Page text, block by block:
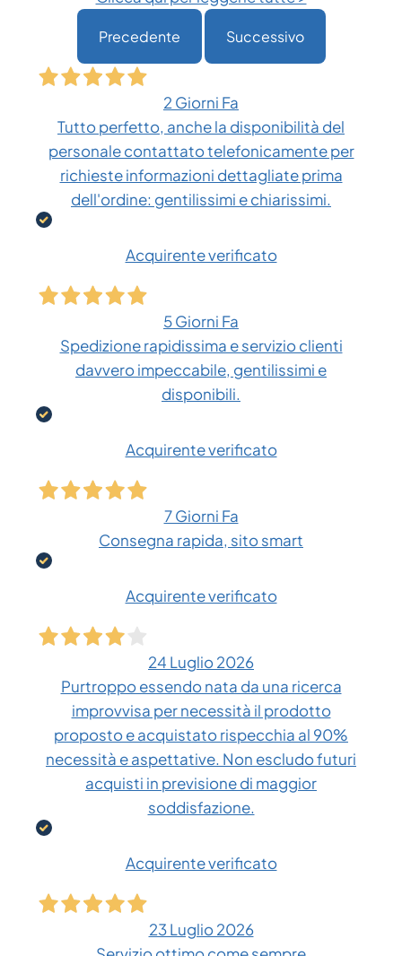
Precedente Successivo
2 Giorni Fa
Tutto perfetto, anche la disponibilità del
personale contattato telefonicamente per
richieste informazioni dettagliate prima
dell'ordine: gentilissimi e chiarissimi.
Acquirente verificato
5 Giorni Fa
Spedizione rapidissima e servizio clienti
davvero impeccabile, gentilissimi e
disponibili.
Acquirente verificato
7 Giorni Fa
Consegna rapida, sito smart
Acquirente verificato
24 Luglio 2026
Purtroppo essendo nata da una ricerca
improvvisa per necessità il prodotto
proposto e acquistato rispecchia al 90%
necessità e aspettative. Non escludo futuri
acquisti in previsione di maggior
soddisfazione.
Acquirente verificato
23 Luglio 2026